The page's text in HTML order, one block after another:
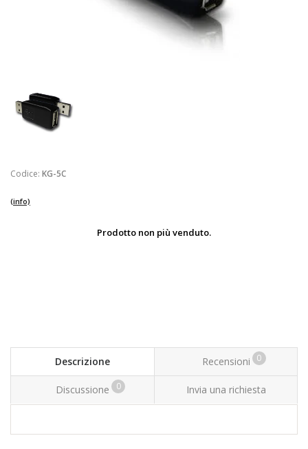
Codice: KG-5C
(info)
Prodotto non più venduto.
Descrizione Recensioni 0
Discussione 0 Invia una richiesta